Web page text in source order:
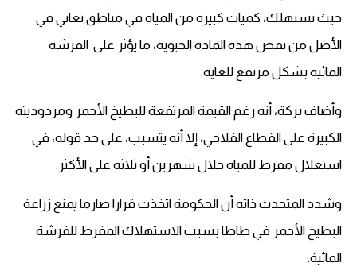
حيث تستهلك، كميات كبيرة من المياه في مناطق تعاني في
الأصل من نقص هذه المادة الحيوية، ما يؤثر على الفرشة
المائية بشكل مرتفع للغاية.
وأضاف بركة، أنه رغم القيمة المرتفعة للبطيخ الأحمر ومردوديته
الكبيرة على القطاع الفلاحي، إلا أنه يتسبب، على حد قوله، في
استغلال مفرط للمياه خلال شهرين أو ثلاثة على الأكثر.
وشدد المتحدث ذاته أن الحكومة اتخذت قرارا صارما يمنع زراعة
البطيخ الأحمر في طاطا بسبب الاستهلاك المفرط للفرشة
المائية.